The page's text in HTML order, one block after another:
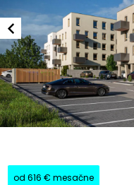
od 616 € mesačne